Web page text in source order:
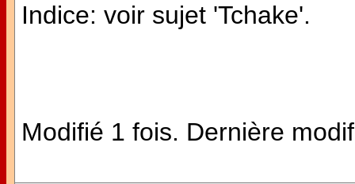
Indice: voir sujet 'Tchake'.
Modifié 1 fois. Dernière